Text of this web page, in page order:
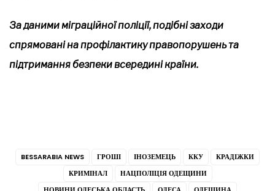
За даними міграційної поліції, подібні заходи
спрямовані на профілактику правопорушень та
підтримання безпеки всередині країни.
BESSARABIA NEWS ГРОШІ ІНОЗЕМЕЦЬ ККУ
КРАДІЖКИ
КРИМІНАЛ
НАЦПОЛІЦІЯ ОДЕЩИНИ